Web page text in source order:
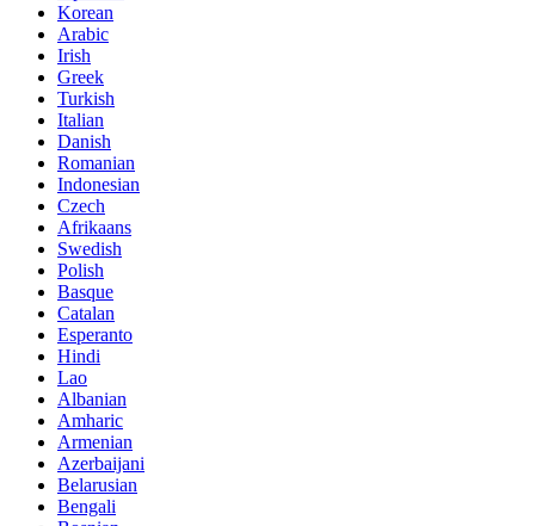
Korean
Arabic
Irish
Greek
Turkish
Italian
Danish
Romanian
Indonesian
Czech
Afrikaans
Swedish
Polish
Basque
Catalan
Esperanto
Hindi
Lao
Albanian
Amharic
Armenian
Azerbaijani
Belarusian
Bengali